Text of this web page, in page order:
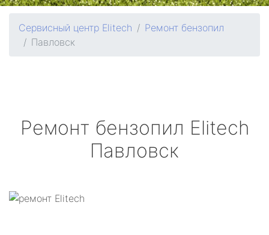
Сервисный центр Elitech
Ремонт бензопил
Павловск
Ремонт бензопил Elitech
Павловск